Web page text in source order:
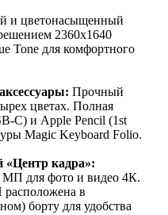
и цветонасыщенный
2360x1640
Tone для комфортного
Прочный
цветах. Полная
C) и Apple Pencil (1st
Magic Keyboard Folio.
кадра»:
МП для фото и видео 4К.
в
борту для удобства